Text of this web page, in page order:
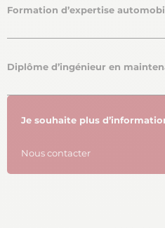
Formation d’expertise
Diplôme d’ingénieur en
Je souhaite plus
Nous contacter